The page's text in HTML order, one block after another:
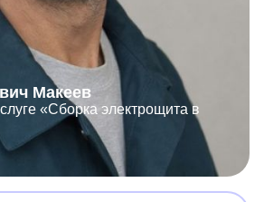
Макеев
«Сборка электрощита в